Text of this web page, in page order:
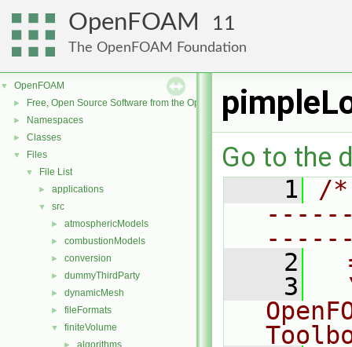
OpenFOAM 11
The OpenFOAM Foundation
▼ OpenFOAM
► Free, Open Source Software from the OpenFOAM Foundation
► Namespaces
► Classes
▼ Files
▼ File List
► applications
▼ src
► atmosphericModels
► combustionModels
► conversion
► dummyThirdParty
► dynamicMesh
► fileFormats
▼ finiteVolume
algorithms
Go to the
    1
/
    2
    3